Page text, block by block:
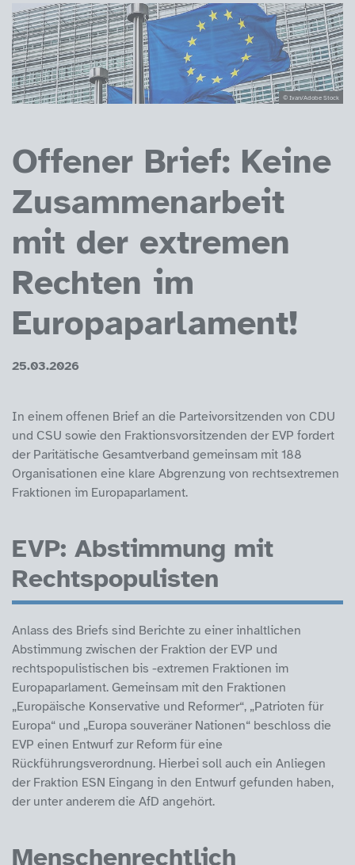
© Ivan/Adobe Stock
Offener Brief: Keine
Zusammenarbeit
mit der extremen
Rechten im
Europaparlament!
25.03.2026
In einem offenen Brief an die Parteivorsitzenden von CDU
und CSU sowie den Fraktionsvorsitzenden der EVP fordert
der Paritätische Gesamtverband gemeinsam mit 188
Organisationen eine klare Abgrenzung von rechtsextremen
Fraktionen im Europaparlament.
EVP: Abstimmung mit
Rechtspopulisten
Anlass des Briefs sind Berichte zu einer inhaltlichen
Abstimmung zwischen der Fraktion der EVP und
rechtspopulistischen bis -extremen Fraktionen im
Europaparlament. Gemeinsam mit den Fraktionen
„Europäische Konservative und Reformer“, „Patrioten für
Europa“ und „Europa souveräner Nationen“ beschloss die
EVP einen Entwurf zur Reform für eine
Rückführungsverordnung. Hierbei soll auch ein Anliegen
der Fraktion ESN Eingang in den Entwurf gefunden haben,
der unter anderem die AfD angehört.
Menschenrechtlich